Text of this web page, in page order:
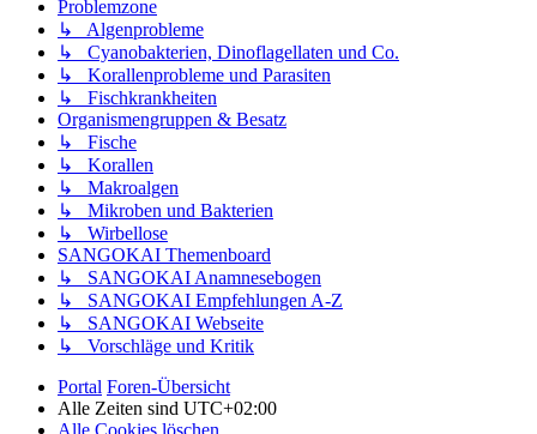
Problemzone
↳ Algenprobleme
↳ Cyanobakterien, Dinoflagellaten und Co.
↳ Korallenprobleme und Parasiten
↳ Fischkrankheiten
Organismengruppen & Besatz
↳ Fische
↳ Korallen
↳ Makroalgen
↳ Mikroben und Bakterien
↳ Wirbellose
SANGOKAI Themenboard
↳ SANGOKAI Anamnesebogen
↳ SANGOKAI Empfehlungen A-Z
↳ SANGOKAI Webseite
↳ Vorschläge und Kritik
Portal Foren-Übersicht
Alle Zeiten sind UTC+02:00